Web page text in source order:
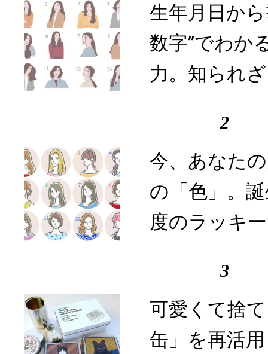
生年月日か
数字”でわか
力。知られ
2
今、あなた
の「色」。
度のラッキ
3
可愛くて捨
缶」を再活